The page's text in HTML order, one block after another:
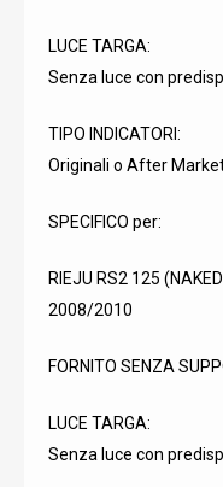
LUCE TARGA:
Senza luce con
TIPO INDICATORI:
Originali o After
SPECIFICO per:
RIEJU RS2 125
2008/2010
FORNITO SENZA
LUCE TARGA:
Senza luce con